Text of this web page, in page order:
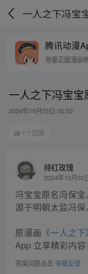
一人之下冯宝
腾讯动漫
海量正版漫画
一人之下冯宝宝
2024年10月03日 05:53
1个回答
绯红玫瑰
2024年10月03
冯宝宝原名冯保
源于明朝太监冯保。
原漫画 《一人之下
App 立享精彩内容
答案问题点击 举报反馈